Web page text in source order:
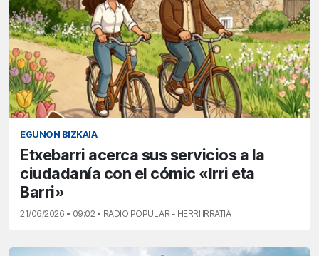
EGUNON BIZKAIA
Etxebarri acerca sus servicios a la
ciudadanía con el cómic «Irri eta
Barri»
21/06/2026 • 09:02 • RADIO POPULAR - HERRI IRRATIA